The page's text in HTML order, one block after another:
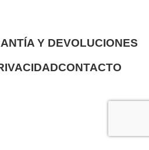
Y DEVOLUCIONES
CONTACTO